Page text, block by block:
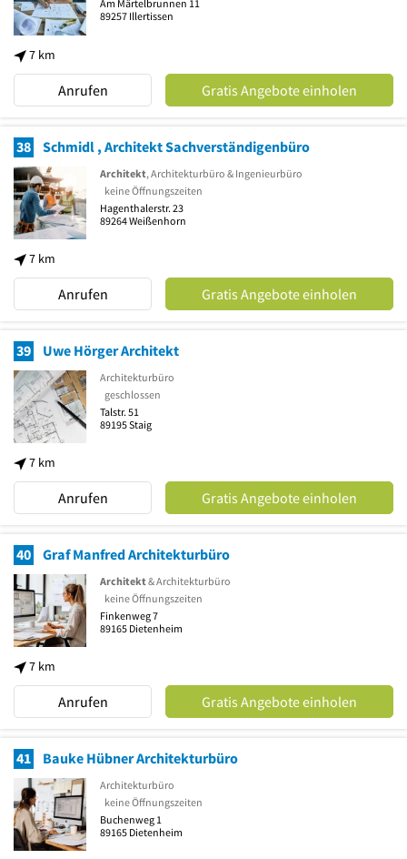
7 km
Am Märtelbrunnen 11
89257 Illertissen
Anrufen Gratis Angebote einholen
38 Schmidl , Architekt Sachverständigenbüro
7 km
Architekt, Architekturbüro & Ingenieurbüro
keine Öffnungszeiten
Hagenthalerstr. 23
89264Weißenhorn
Anrufen Gratis Angebote einholen
39 Uwe Hörger Architekt
7 km
Architekturbüro
geschlossen
Talstr. 51
89195Staig
Anrufen Gratis Angebote einholen
40 Graf Manfred Architekturbüro
7 km
Architekt& Architekturbüro
keine Öffnungszeiten
Finkenweg 7
89165 Dietenheim
Anrufen Gratis Angebote einholen
41 Bauke Hübner Architekturbüro
Architekturbüro
keine Öffnungszeiten
Buchenweg 1
89165 Dietenheim